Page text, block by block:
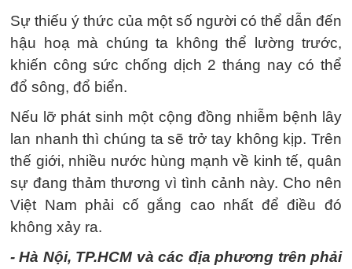
Sự thiếu ý thức của một số người có thể dẫn đến
hậu hoạ mà chúng ta không thể lường trước,
khiến công sức chống dịch 2 tháng nay có thể
đổ sông, đổ biển.
Nếu lỡ phát sinh một cộng đồng nhiễm bệnh lây
lan nhanh thì chúng ta sẽ trở tay không kịp. Trên
thế giới, nhiều nước hùng mạnh về kinh tế, quân
sự đang thảm thương vì tình cảnh này. Cho nên
Việt Nam phải cố gắng cao nhất để điều đó
không xảy ra.
- Hà Nội, TP.HCM và các địa phương trên phải